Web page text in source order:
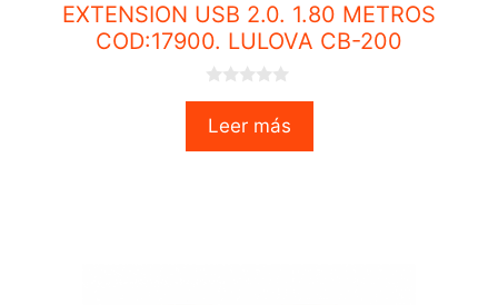
EXTENSION USB 2.0. 1.80 METROS
COD:17900. LULOVA CB-200
u
Leer más